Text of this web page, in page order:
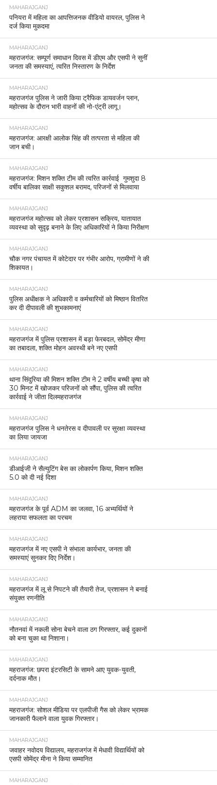
MAHARAJGANJ
पनियरा में महिला का आपत्तिजनक वीडियो वायरल, पुलिस ने
दर्ज किया मुकदमा
MAHARAJGANJ
महराजगंज: सम्पूर्ण समाधान दिवस में डीएम और एसपी ने सुनीं
जनता की समस्याएं, त्वरित निस्तारण के निर्देश
MAHARAJGANJ
महराजगंज पुलिस ने जारी किया ट्रैफिक डायवर्जन प्लान,
महोत्सव के दौरान भारी वाहनों की नो-एंट्री लागू।
MAHARAJGANJ
महराजगंज: आरक्षी आलोक सिंह की तत्परता से महिला की
जान बची।
MAHARAJGANJ
महराजगंज: मिशन शक्ति टीम की त्वरित कार्रवाई गुमशुदा 8
वर्षीय बालिका साक्षी सकुशल बरामद, परिजनों से मिलवाया
MAHARAJGANJ
महराजगंज महोत्सव को लेकर प्रशासन सक्रिय, यातायात
व्यवस्था को सुदृढ़ बनाने के लिए अधिकारियों ने किया निरीक्षण
MAHARAJGANJ
चौक नगर पंचायत में कोटेदार पर गंभीर आरोप, ग्रामीणों ने की
शिकायत।
MAHARAJGANJ
पुलिस अधीक्षक ने अधिकारी व कर्मचारियों को मिष्ठान वितरित
कर दी दीपावली की शुभकामनाएं
MAHARAJGANJ
महराजगंज में पुलिस प्रशासन में बड़ा फेरबदल, सोमेंद्र मीणा
का तबादला, शक्ति मोहन अवस्थी बने नए एसपी
MAHARAJGANJ
थाना सिंदुरिया की मिशन शक्ति टीम ने 2 वर्षीय बच्ची कृषा को
30 मिनट में खोजकर परिजनों को सौंपा, पुलिस की त्वरित
कार्रवाई ने जीता दिलमहराजगंज
MAHARAJGANJ
महराजगंज पुलिस ने धनतेरस व दीपावली पर सुरक्षा व्यवस्था
का लिया जायजा
MAHARAJGANJ
डीआईजी ने सैल्युटिंग बेस का लोकार्पण किया, मिशन शक्ति
5.0 को दी नई दिशा
MAHARAJGANJ
महराजगंज के पूर्व ADM का जलवा, 16 अभ्यर्थियों ने
लहराया सफलता का परचम
MAHARAJGANJ
महराजगंज में नए एसपी ने संभाला कार्यभार, जनता की
समस्याएं सुनकर दिए निर्देश।
MAHARAJGANJ
महराजगंज में लू से निपटने की तैयारी तेज, प्रशासन ने बनाई
संयुक्त रणनीति
MAHARAJGANJ
नौतनवां में नकली सोना बेचने वाला ठग गिरफ्तार, कई दुकानों
को बना चुका था निशाना।
MAHARAJGANJ
महराजगंज: छपरा इंटरसिटी के सामने आए युवक-युवती,
दर्दनाक मौत।
MAHARAJGANJ
महराजगंज: सोशल मीडिया पर एलपीजी गैस को लेकर भ्रामक
जानकारी फैलाने वाला युवक गिरफ्तार।
MAHARAJGANJ
जवाहर नवोदय विद्यालय, महराजगंज में मेधावी विद्यार्थियों को
एसपी सोमेंद्र मीना ने किया सम्मानित
MAHARAJGANJ